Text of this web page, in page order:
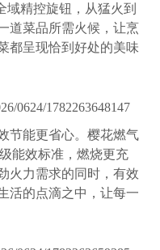
域精控旋钮，从猛火到
道菜品所需火候，让烹
都呈现恰到好处的美味
能更省心。樱花燃气
能效标准，燃烧更充
火力需求的同时，有效
活的点滴之中，让每一